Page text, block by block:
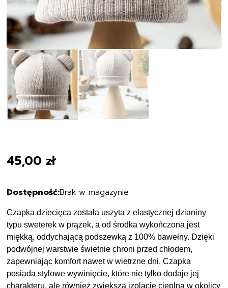
45,00 zł
Brak w magazynie
Czapka dziecięca została uszyta z elastycznej dzianiny
typu sweterek w prążek, a od środka wykończona jest
miękką, oddychającą podszewką z 100% bawełny. Dzięki
podwójnej warstwie świetnie chroni przed chłodem,
zapewniając komfort nawet w wietrzne dni. Czapka
posiada stylowe wywinięcie, które nie tylko dodaje jej
charakteru, ale również zwiększa izolację cieplną w okolicy